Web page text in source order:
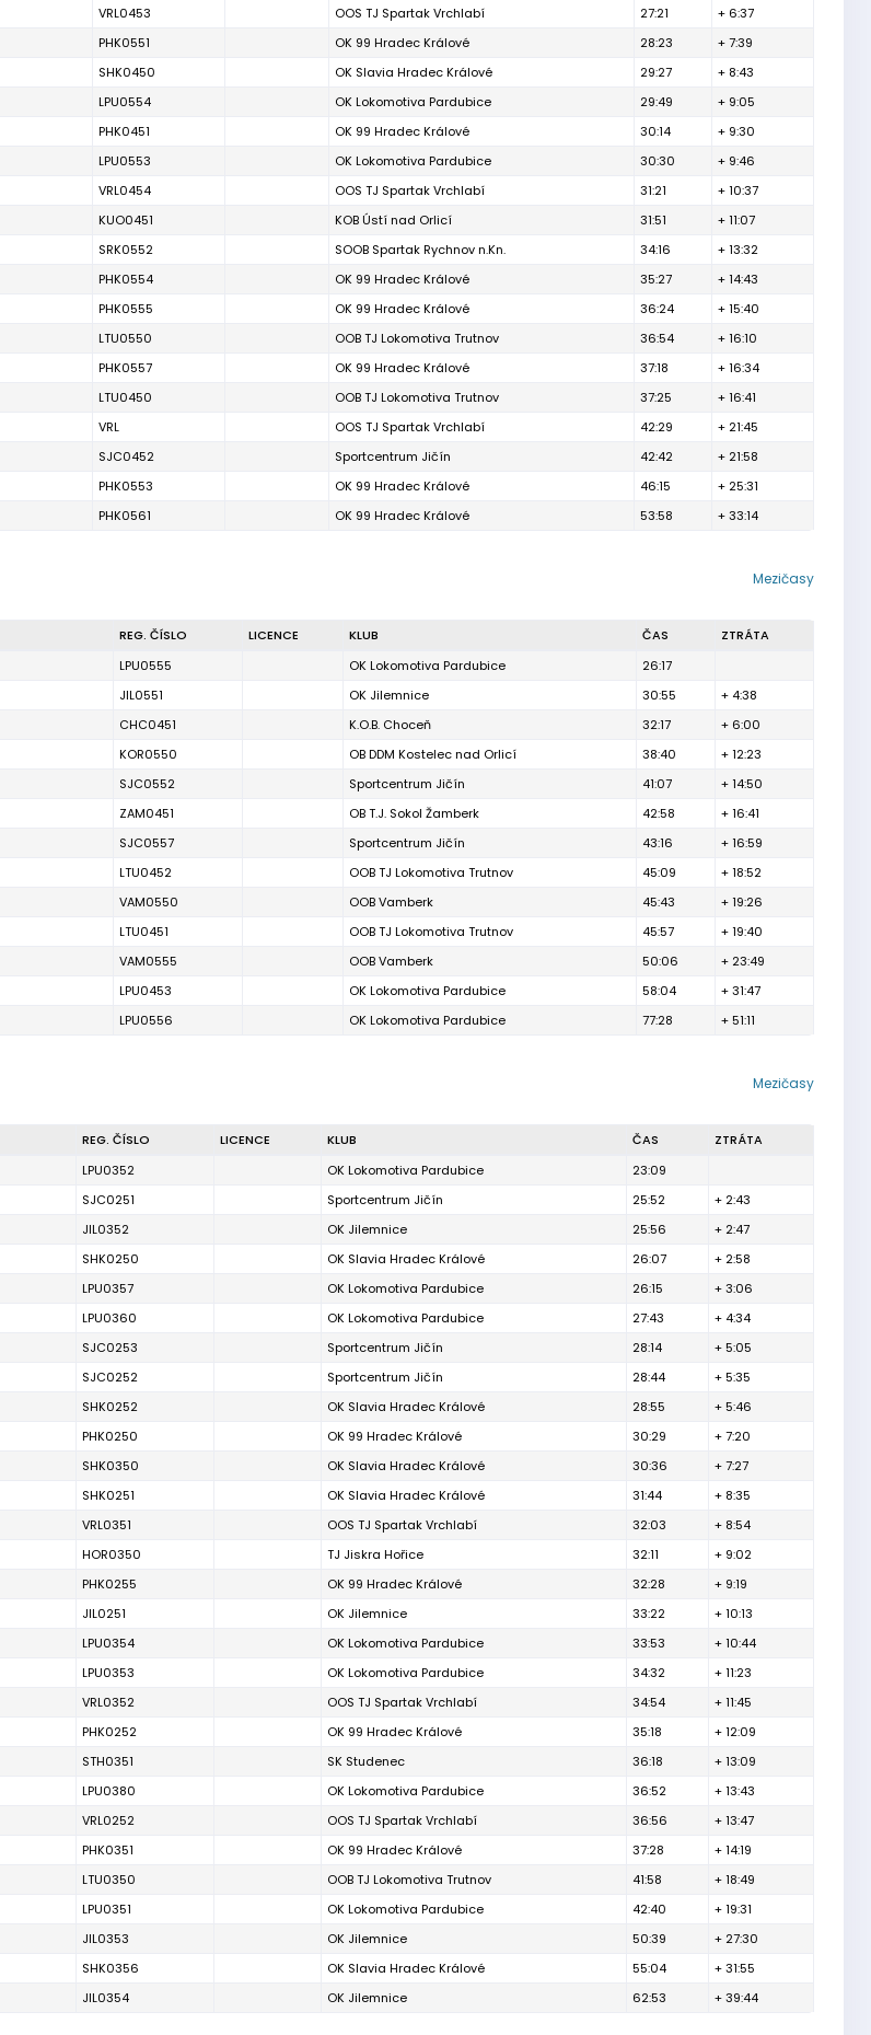
VRL0453 OOS TJ Spartak Vrchlabí 27:21
+ 6:37
PHK0551 OK 99 Hradec Králové 28:23
+ 7:39
SHK0450 OK Slavia Hradec Králové 29:27
+ 8:43
LPU0554 OK Lokomotiva Pardubice 29:49
+ 9:05
PHK0451 OK 99 Hradec Králové 30:14
+ 9:30
LPU0553 OK Lokomotiva Pardubice 30:30
+ 9:46
VRL0454 OOS TJ Spartak Vrchlabí 31:21
+ 10:37
KUO0451 KOB Ústí nad Orlicí 31:51
+ 11:07
SRK0552 SOOB Spartak Rychnov n.Kn. 34:16
+ 13:32
PHK0554 OK 99 Hradec Králové 35:27
+ 14:43
PHK0555 OK 99 Hradec Králové 36:24
+ 15:40
LTU0550 OOB TJ Lokomotiva Trutnov 36:54
+ 16:10
PHK0557 OK 99 Hradec Králové 37:18
+ 16:34
LTU0450 OOB TJ Lokomotiva Trutnov 37:25
+ 16:41
VRL OOS TJ Spartak Vrchlabí 42:29
+ 21:45
SJC0452 Sportcentrum Jičín 42:42
+ 21:58
PHK0553 OK 99 Hradec Králové 46:15
+ 25:31
PHK0561 OK 99 Hradec Králové 53:58 + 33:14
Mezičasy
REG. ČÍSLO LICENCE KLUB ČAS
ZTRÁTA
LPU0555 OK Lokomotiva Pardubice
26:17
JIL0551 OK Jilemnice 30:55
+ 4:38
CHC0451 K.O.B. Choceň 32:17
+ 6:00
KOR0550 OB DDM Kostelec nad Orlicí 38:40
+ 12:23
SJC0552 Sportcentrum Jičín 41:07
+ 14:50
ZAM0451 OB T.J. Sokol Žamberk 42:58
+ 16:41
SJC0557 Sportcentrum Jičín 43:16
+ 16:59
LTU0452 OOB TJ Lokomotiva Trutnov 45:09
+ 18:52
VAM0550 OOB Vamberk 45:43
+ 19:26
LTU0451 OOB TJ Lokomotiva Trutnov 45:57
+ 19:40
VAM0555 OOB Vamberk 50:06
+ 23:49
LPU0453 OK Lokomotiva Pardubice 58:04
+ 31:47
LPU0556 OK Lokomotiva Pardubice 77:28 + 51:11
Mezičasy
REG. ČÍSLO LICENCE KLUB ČAS
ZTRÁTA
LPU0352 OK Lokomotiva Pardubice
23:09
SJC0251 Sportcentrum Jičín 25:52
+ 2:43
JIL0352 OK Jilemnice 25:56
+ 2:47
SHK0250 OK Slavia Hradec Králové 26:07
+ 2:58
LPU0357 OK Lokomotiva Pardubice 26:15
+ 3:06
LPU0360 OK Lokomotiva Pardubice 27:43
+ 4:34
SJC0253 Sportcentrum Jičín 28:14
+ 5:05
SJC0252 Sportcentrum Jičín 28:44
+ 5:35
SHK0252 OK Slavia Hradec Králové 28:55
+ 5:46
PHK0250 OK 99 Hradec Králové 30:29
+ 7:20
SHK0350 OK Slavia Hradec Králové 30:36
+ 7:27
SHK0251 OK Slavia Hradec Králové 31:44
+ 8:35
VRL0351 OOS TJ Spartak Vrchlabí 32:03
+ 8:54
HOR0350 TJ Jiskra Hořice 32:11
+ 9:02
PHK0255 OK 99 Hradec Králové 32:28
+ 9:19
JIL0251 OK Jilemnice 33:22
+ 10:13
LPU0354 OK Lokomotiva Pardubice 33:53
+ 10:44
LPU0353 OK Lokomotiva Pardubice 34:32
+ 11:23
VRL0352 OOS TJ Spartak Vrchlabí 34:54
+ 11:45
PHK0252 OK 99 Hradec Králové 35:18
+ 12:09
STH0351 SK Studenec 36:18
+ 13:09
LPU0380 OK Lokomotiva Pardubice 36:52
+ 13:43
VRL0252 OOS TJ Spartak Vrchlabí 36:56
+ 13:47
PHK0351 OK 99 Hradec Králové 37:28
+ 14:19
LTU0350 OOB TJ Lokomotiva Trutnov 41:58
+ 18:49
LPU0351 OK Lokomotiva Pardubice 42:40
+ 19:31
JIL0353 OK Jilemnice 50:39
+ 27:30
SHK0356 OK Slavia Hradec Králové 55:04
+ 31:55
JIL0354 OK Jilemnice 62:53 + 39:44